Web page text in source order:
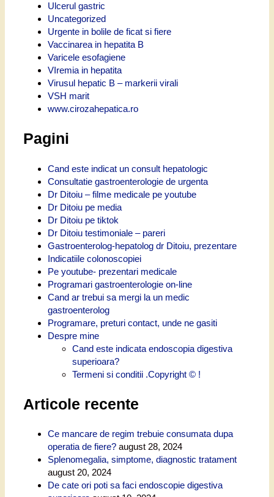
Ulcerul gastric
Uncategorized
Urgente in bolile de ficat si fiere
Vaccinarea in hepatita B
Varicele esofagiene
VIremia in hepatita
Virusul hepatic B – markerii virali
VSH marit
www.cirozahepatica.ro
Pagini
Cand este indicat un consult hepatologic
Consultatie gastroenterologie de urgenta
Dr Ditoiu – filme medicale pe youtube
Dr Ditoiu pe media
Dr Ditoiu pe tiktok
Dr Ditoiu testimoniale – pareri
Gastroenterolog-hepatolog dr Ditoiu, prezentare
Indicatiile colonoscopiei
Pe youtube- prezentari medicale
Programari gastroenterologie on-line
Cand ar trebui sa mergi la un medic
gastroenterolog
Programare, preturi contact, unde ne gasiti
Despre mine
Cand este indicata endoscopia digestiva
superioara?
Termeni si conditii .Copyright © !
Articole recente
Ce mancare de regim trebuie consumata dupa
operatia de fiere? august 28, 2024
Splenomegalia, simptome, diagnostic tratament
august 20, 2024
De cate ori poti sa faci endoscopie digestiva